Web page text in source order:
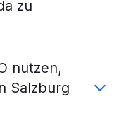
zu
nutzen,
Salzburg